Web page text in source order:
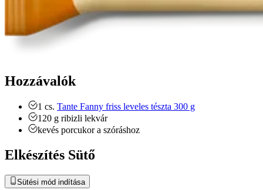
Hozzávalók
1 cs. Tante Fanny friss leveles tészta 300 g
120 g ribizli lekvár
kevés porcukor a szóráshoz
Elkészítés Sütő
Sütési mód indítása